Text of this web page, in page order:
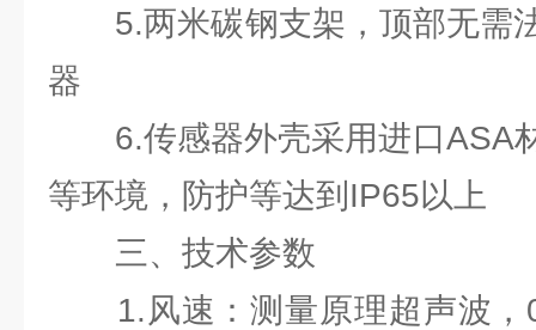
5.两米碳钢支架，顶部无需
器
6.传感器外壳采用进口ASA
等环境，防护等达到IP65以上
三、技术参数
1.风速：测量原理超声波，0